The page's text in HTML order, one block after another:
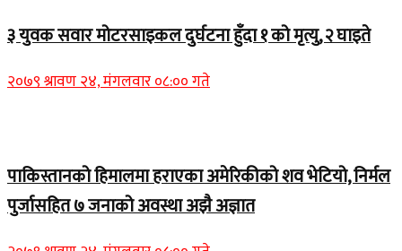
३ युवक सवार मोटरसाइकल दुर्घटना हुँदा १ को मृत्यु, २ घाइते
२०७९ श्रावण २४, मंगलवार ०८:०० गते
पाकिस्तानको हिमालमा हराएका अमेरिकीको शव भेटियो, निर्मल
पुर्जासहित ७ जनाको अवस्था अझै अज्ञात